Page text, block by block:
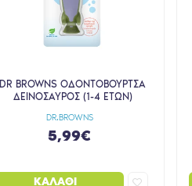
DR.BROWNS
DR BROWNS ΟΔΟΝΤΟΒΟΥΡΤΣΑ
ΔΕΙΝΟΣΑΥΡΟΣ (1-4 ΕΤΩΝ)
5,99€
ΚΑΛΆΘΙ